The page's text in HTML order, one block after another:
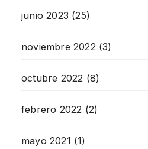
junio 2023 (25)
noviembre 2022 (3)
octubre 2022 (8)
febrero 2022 (2)
mayo 2021 (1)